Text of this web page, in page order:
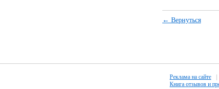
← Вернуться
Реклама на сайте
Книга отзывов и